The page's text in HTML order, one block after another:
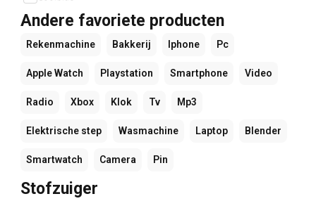
Andere favoriete producten
Rekenmachine Bakkerij Iphone Pc
Apple Watch Playstation Smartphone Video
Radio Xbox Klok Tv Mp3
Elektrische step Wasmachine Laptop Blender
Smartwatch Camera Pin
Stofzuiger